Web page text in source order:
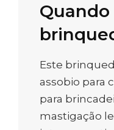
Este
assobio para
para
mastigação